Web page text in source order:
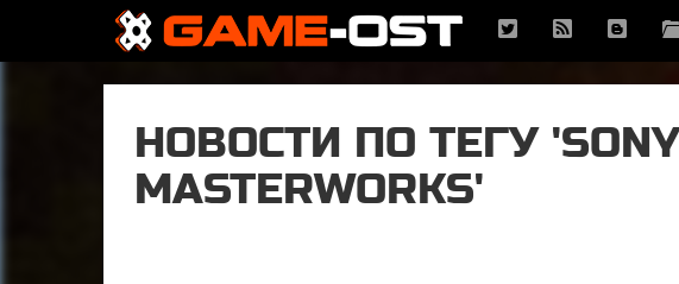
НОВОСТИ ПО ТЕГУ
MASTERWORKS'